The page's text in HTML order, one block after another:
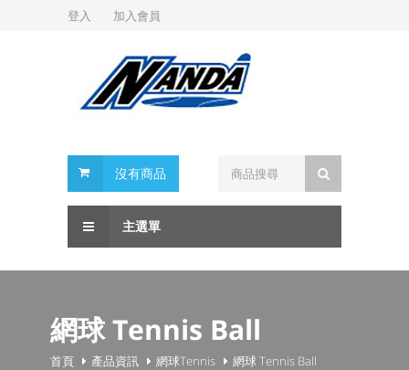
登入 加入會員
沒有商品
主選單
網球 Tennis Ball
首頁 產品資訊 網球Tennis 網球 Tennis Ball